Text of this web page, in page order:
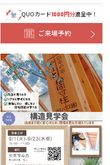
QUOカード1000円分進呈中！
ご来場予約